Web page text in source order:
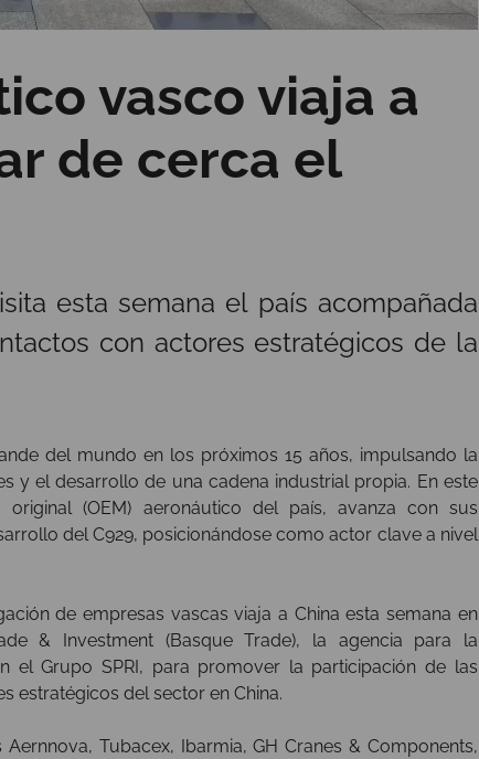
vasco viaja a
de cerca el
esta semana el país acompañada
con actores estratégicos de la
del mundo en los próximos 15 años, impulsando la
y el desarrollo de una cadena industrial propia. En este
(OEM) aeronáutico del país, avanza con sus
del C929, posicionándose como actor clave a nivel
de empresas vascas viaja a China esta semana en
& Investment (Basque Trade), la agencia para la
el Grupo SPRI, para promover la participación de las
estratégicos del sector en China.
Tubacex, Ibarmia, GH Cranes & Components,